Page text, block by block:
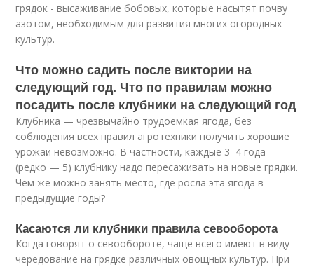
грядок - высаживание бобовых, которые насытят почву
азотом, необходимым для развития многих огородных
культур.
Что можно садить после виктории на
следующий год. Что по правилам можно
посадить после клубники на следующий год
Клубника — чрезвычайно трудоёмкая ягода, без
соблюдения всех правил агротехники получить хорошие
урожаи невозможно. В частности, каждые 3–4 года
(редко — 5) клубнику надо пересаживать на новые грядки.
Чем же можно занять место, где росла эта ягода в
предыдущие годы?
Касаются ли клубники правила севооборота
Когда говорят о севообороте, чаще всего имеют в виду
чередование на грядке различных овощных культур. При